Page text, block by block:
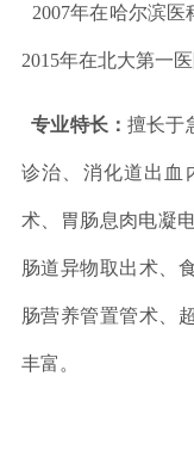
2007年在哈尔滨医
2015年在北大第一
专业特长：擅长于
诊治、消化道出血
术、胃肠息肉电凝
肠道异物取出术、
肠营养管置管术、
丰富。